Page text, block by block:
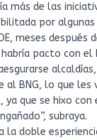
más de las
por
meses después
pacto con
al BNG, lo que
que se hixo
subraya.
la doble